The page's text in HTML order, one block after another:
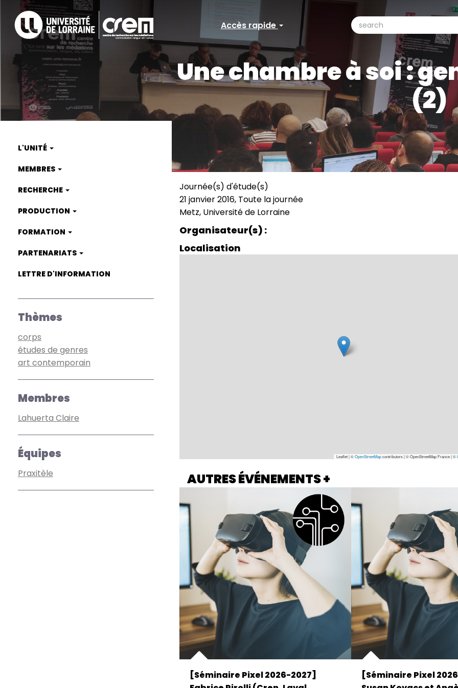
contenu
principal
Accès
rapide
Accès rapide
Search
search
Une chambre à soi :
(2)
L'UNITÉ
MEMBRES
RECHERCHE
PRODUCTION
FORMATION
PARTENARIATS
LETTRE D'INFORMATION
Thèmes
corps
études de genres
art contemporain
Membres
Lahuerta Claire
Équipes
Praxitèle
Type
de
manifestation
Journée(s) d'étude(s)
Date
(smart)
21 janvier 2016, Toute la journée
Lieu
Metz, Université de Lorraine
Organisateur(s)
Localisation
Leaflet | ©OpenStreetMapcontributors|© OpenStreetMap France | ©
AUTRES ÉVÉNEMENTS +
[Séminaire Pixel 2026-2027]
[Séminaire Pixel